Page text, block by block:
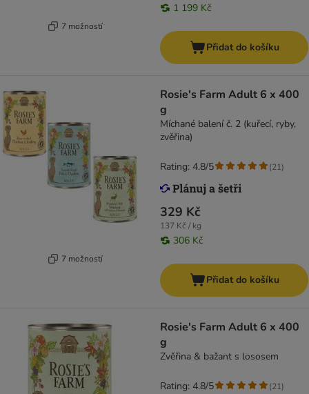
7 možností
1 199 Kč
Přidat do košíku
7 možností
Rosie's Farm Adult 6 x 400
g
Míchané balení č. 2 (kuřecí, ryby,
zvěřina)
329 Kč
137 Kč / kg
306 Kč
Rating: 4.8/5 (21)
Přidat do košíku
Rosie's Farm Adult 6 x 400
g
Zvěřina & bažant s lososem
Rating: 4.8/5 (21)